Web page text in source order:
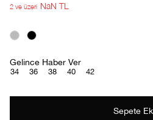
2 ve üzeri NaN TL
Gelince Haber Ver
34 36 38 40 42